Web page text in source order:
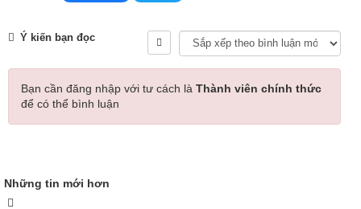
Ý kiến bạn đọc
Bạn cần đăng nhập với tư cách là Thành viên chính thức
để có thể bình luận
Những tin mới hơn